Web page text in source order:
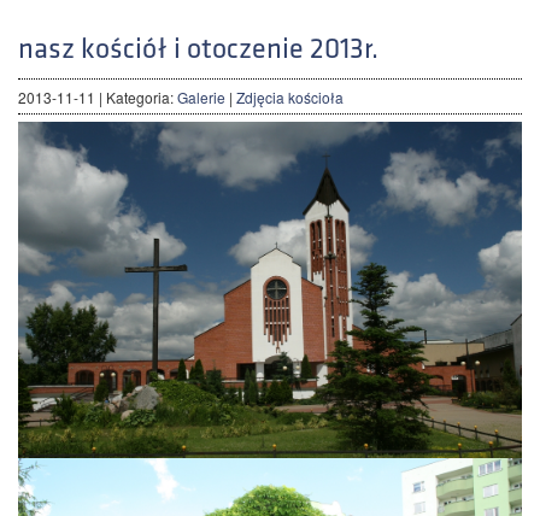
nasz kościół i otoczenie 2013r.
2013-11-11 | Kategoria:Galerie | Zdjęcia kościoła